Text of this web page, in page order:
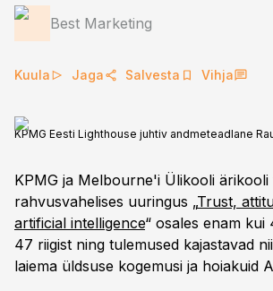
Best Marketing
Kuula Jaga Salvesta Vihja
KPMG Eesti Lighthouse juhtiv andmeteadlane
KPMG ja Melbourne'i Ülikooli ärikooli
rahvusvahelises uuringus „Trust,
artificial intelligence“ osales enam
47 riigist ning tulemused kajastavad
laiema üldsuse kogemusi ja hoiakuid